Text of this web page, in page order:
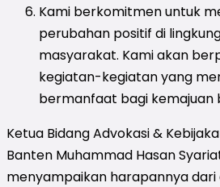
Kami berkomitmen untuk
perubahan positif di
masyarakat. Kami akan
kegiatan-kegiatan yang
bermanfaat bagi kemajuan
Ketua Bidang Advokasi &
Banten Muhammad Hasan
menyampaikan harapannya dari